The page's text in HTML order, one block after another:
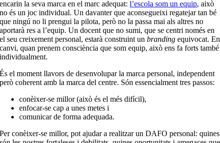
encarin la seva marca en el marc adequat:l’escola som un equip, això
no és un joc individual. Un davanter que aconsegueixi regatejar tan bé
que ningú no li prengui la pilota, però no la passa mai als altres no
aportarà res a l’equip. Un docent que no sumi, que se centri només en
el seu creixement personal, estarà construint unbranding equivocat. En
canvi, quan prenem consciència que som equip, això ens fa forts també
individualment.
És el moment llavors de desenvolupar la marca personal, independent
però coherent amb la marca del centre. Són essencialment tres passos:
conèixer-se millor (això és el més difícil),
enfocar-se cap a unes metes i
comunicar de forma adequada.
Per conèixer-se millor, pot ajudar a realitzar un DAFO personal: quines